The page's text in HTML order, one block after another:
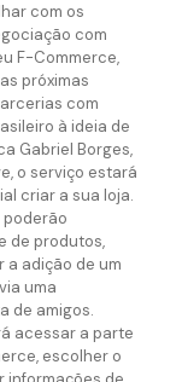
com os
com
F-Commerce,
próximas
com
à ideia de
Gabriel Borges,
o serviço estará
criar a sua loja.
poderão
de produtos,
a adição de um
uma
de amigos.
acessar a parte
escolher o